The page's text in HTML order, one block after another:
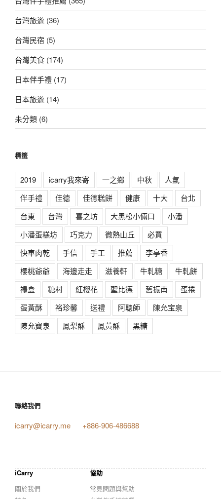
台灣旅遊 (36)
台灣民宿 (5)
台灣美食 (174)
日本伴手禮 (17)
日本旅遊 (14)
未分類 (6)
標籤
2019 icarry我來寄 一之鄉 中秋
人氣
伴手禮
佳德 佳德糕餅 健康 十大
台北
台東
台灣 喜之坊 大黑松小倆口
小潘
小潘蛋糕坊
巧克力 微熱山丘
必買
快車肉乾
手信 手工 推薦
李亭香
櫻桃爺爺
海邊走走 滋養軒 牛軋糖
牛軋餅
禮盒
糖村 紅櫻花 聖比德 舊振南
蛋捲
蛋黃酥
裕珍馨 送禮 阿聰師
陳允宝泉
陳允寶泉
鳳梨酥 鳳黃酥 黑糖
聯絡我們
icarry@icarry.me +886-906-486688
iCarry
關於我們
協助
常見問題與幫助